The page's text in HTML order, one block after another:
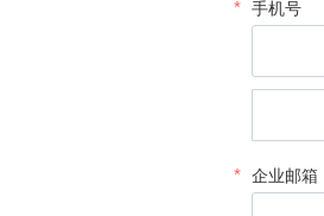
手机号
企业邮箱